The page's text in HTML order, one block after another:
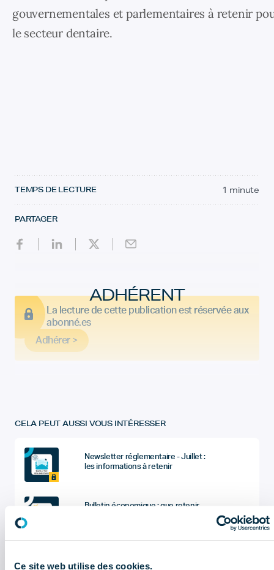
Ce site web utilise des cookies.
gouvernementales et parlementaires à retenir
le secteur dentaire.
TEMPS DE LECTURE 1 minute
PARTAGER
ADHÉRENT
La lecture de cette publication est réservée aux
abonné.es
Adhérer >
CELA PEUT AUSSI VOUS INTÉRESSER
Newsletter réglementaire - Juillet :
les informations à retenir
Bulletin économique : que retenir